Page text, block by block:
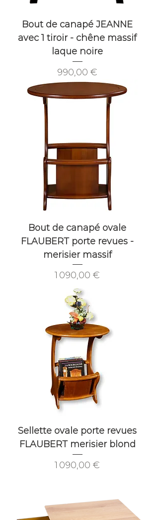
Bout de canapé JEANNE
avec 1 tiroir - chêne massif
laque noire
Prix
990,00 €
Bout de canapé ovale
FLAUBERT porte revues -
merisier massif
Prix
1 090,00 €
Sellette ovale porte revues
FLAUBERT merisier blond
Prix
1 090,00 €